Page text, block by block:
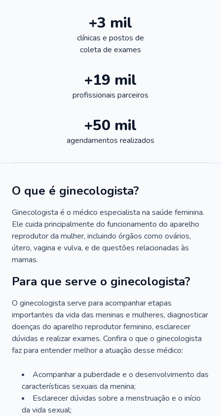
+3 mil
clínicas e postos de
coleta de exames
+19 mil
profissionais parceiros
+50 mil
agendamentos realizados
O que é ginecologista?
Ginecologista é o médico especialista na saúde feminina.
Ele cuida principalmente do funcionamento do aparelho
reprodutor da mulher, incluindo órgãos como ovários,
útero, vagina e vulva, e de questões relacionadas às
mamas.
Para que serve o ginecologista?
O ginecologista serve para acompanhar etapas
importantes da vida das meninas e mulheres, diagnosticar
doenças do aparelho reprodutor feminino, esclarecer
dúvidas e realizar exames. Confira o que o ginecologista
faz para entender melhor a atuação desse médico:
Acompanhar a puberdade e o desenvolvimento das
características sexuais da menina;
Esclarecer dúvidas sobre a menstruação e o início
da vida sexual;